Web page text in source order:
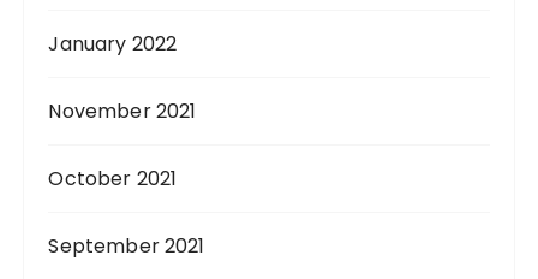
January 2022
November 2021
October 2021
September 2021